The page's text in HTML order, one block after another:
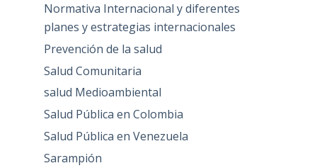
Normativa Internacional y diferentes
planes y estrategias internacionales
Prevención de la salud
Salud Comunitaria
salud Medioambiental
Salud Pública en Colombia
Salud Pública en Venezuela
Sarampión